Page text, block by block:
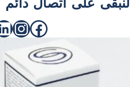
فيسبوكانستقرام لينكد إن